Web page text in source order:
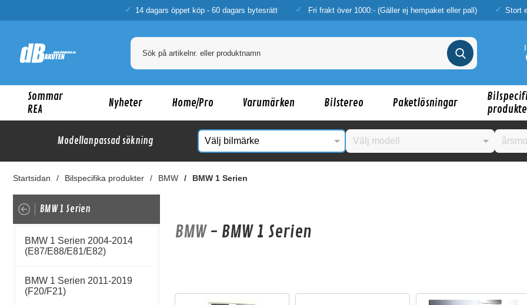
14 dagars öppet köp - 60 dagars bytesrätt Fri frakt över 1000:- (Gäller ej hempaket eller pall) Stort
Sommar
REA
Nyheter Home/Pro Varumärken Bilstereo Paketlösningar
Modellanpassad sökning
Startsidan Bilspecifika produkter BMW BMW 1 Serien
BMW 1 Serien
BMW 1 Serien 2004-2014
(E87/E88/E81/E82)
BMW 1 Serien 2011-2019
(F20/F21)
BMW- BMW 1 Serien